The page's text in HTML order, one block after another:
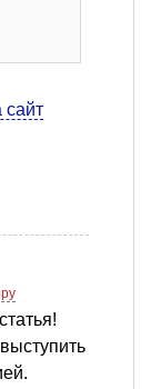
сайт
выступить